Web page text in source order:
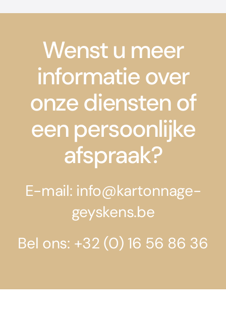
Wenst u meer
informatie over
onze diensten of
een persoonlijke
afspraak?
E-mail: info@kartonnage-
geyskens.be
Bel ons: +32 (0) 16 56 86 36